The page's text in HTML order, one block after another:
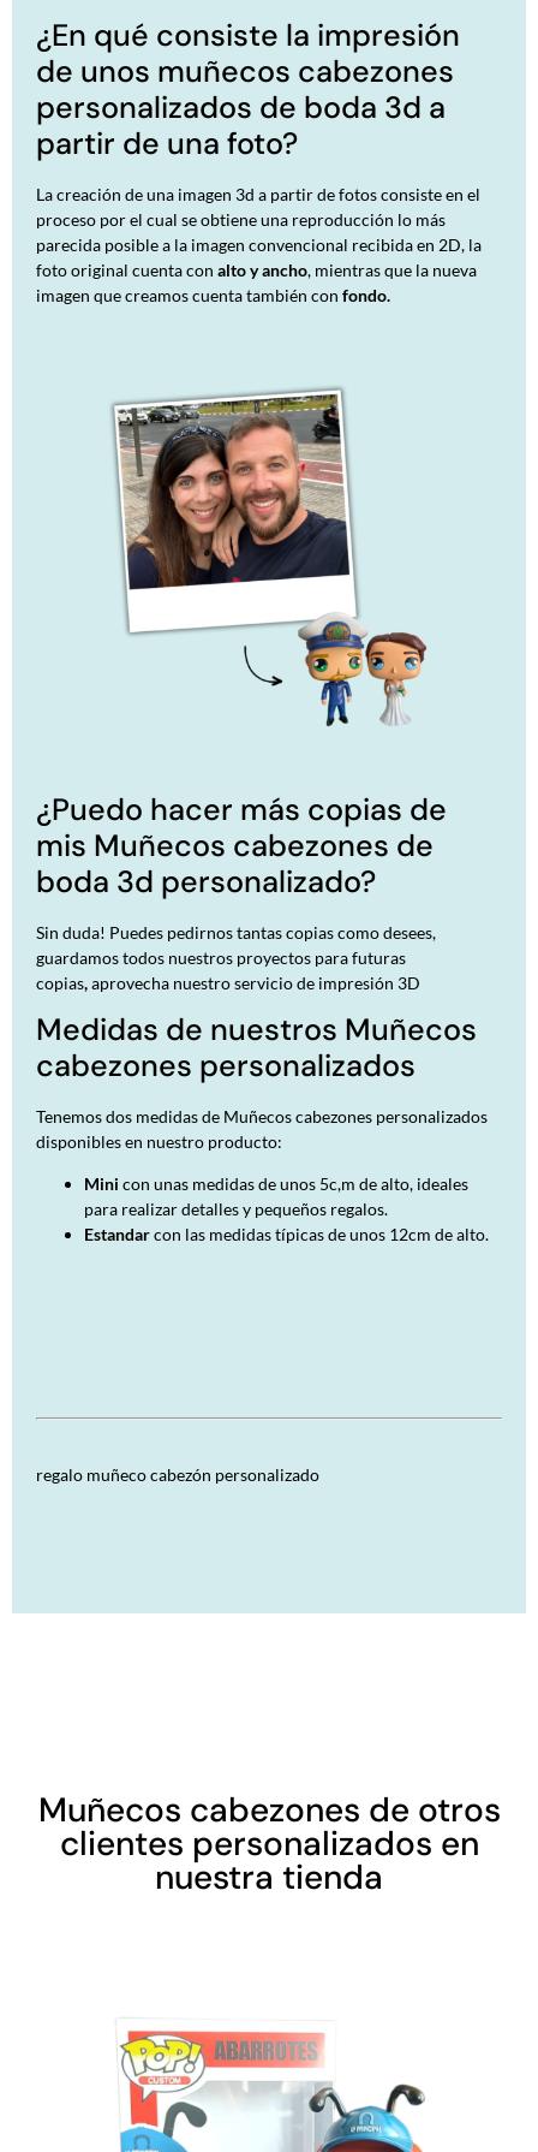
¿En qué consiste la impresión
de unos muñecos cabezones
personalizados de boda 3d a
partir de una foto?
La creación de una imagen 3d a partir de fotos consiste en el
proceso por el cual se obtiene una reproducción lo más
parecida posible a la imagen convencional recibida en 2D, la
foto original cuenta con alto y ancho, mientras que la nueva
imagen que creamos cuenta también con fondo.
¿Puedo hacer más copias de
mis Muñecos cabezones de
boda 3d personalizado?
Sin duda! Puedes pedirnos tantas copias como desees,
guardamos todos nuestros proyectos para futuras
copias,aprovecha nuestroservicio de impresión 3D
Medidas de nuestros Muñecos
cabezones personalizados
Tenemos dos medidas de Muñecos cabezones personalizados
disponibles en nuestro producto:
Mini con unas medidas de unos 5c,m de alto, ideales
para realizar detalles y pequeños regalos.
Estandarcon las medidas típicas de unos 12cm de alto.
regalo muñeco cabezón personalizado
Muñecos cabezones de otros
clientes personalizados en
nuestra tienda